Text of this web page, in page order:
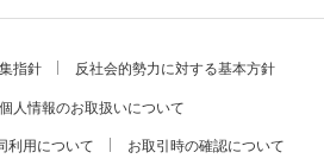
指針 反社会的勢力に対する基本方針
個人情報のお取扱いについて
利用について お取引時の確認について